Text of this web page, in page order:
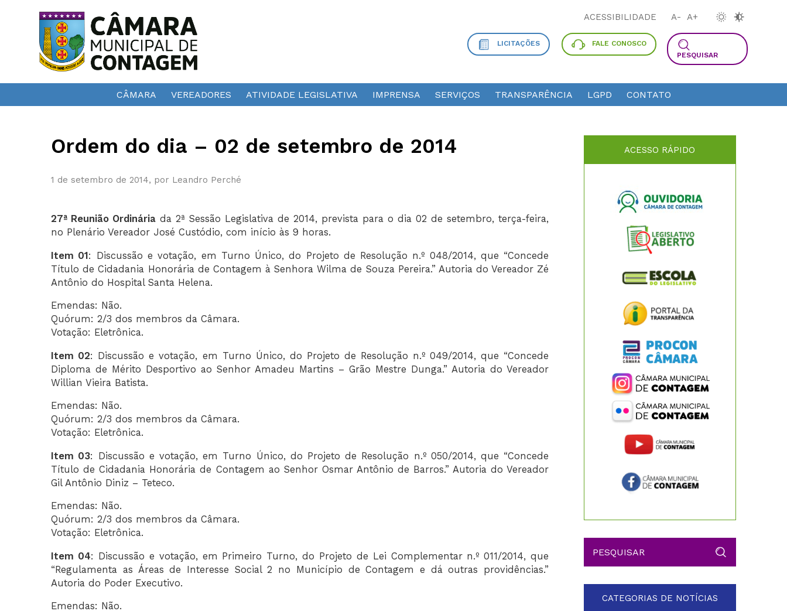
ACESSIBILIDADE A- A+
LICITAÇÕES
FALE CONOSCO
PESQUISAR
CÂMARA VEREADORES ATIVIDADE LEGISLATIVA IMPRENSA SERVIÇOS TRANSPARÊNCIA LGPD CONTATO
Ordem do dia – 02 de setembro de 2014
1 de setembro de 2014, por Leandro Perché
27ª Reunião Ordinária da 2ª Sessão Legislativa de 2014, prevista para o dia 02 de setembro, terça-feira,
no Plenário Vereador José Custódio, com início às 9 horas.
Item 01: Discussão e votação, em Turno Único, do Projeto de Resolução n.º 048/2014, que “Concede
Título de Cidadania Honorária de Contagem à Senhora Wilma de Souza Pereira.” Autoria do Vereador Zé
Antônio do Hospital Santa Helena.
Emendas: Não.
Quórum: 2/3 dos membros da Câmara.
Votação: Eletrônica.
Item 02: Discussão e votação, em Turno Único, do Projeto de Resolução n.º 049/2014, que “Concede
Diploma de Mérito Desportivo ao Senhor Amadeu Martins – Grão Mestre Dunga.” Autoria do Vereador
Willian Vieira Batista.
Emendas: Não.
Quórum: 2/3 dos membros da Câmara.
Votação: Eletrônica.
Item 03: Discussão e votação, em Turno Único, do Projeto de Resolução n.º 050/2014, que “Concede
Título de Cidadania Honorária de Contagem ao Senhor Osmar Antônio de Barros.” Autoria do Vereador
Gil Antônio Diniz – Teteco.
Emendas: Não.
Quórum: 2/3 dos membros da Câmara.
Votação: Eletrônica.
Item 04: Discussão e votação, em Primeiro Turno, do Projeto de Lei Complementar n.º 011/2014, que
“Regulamenta as Áreas de Interesse Social 2 no Município de Contagem e dá outras providências.”
Autoria do Poder Executivo.
Emendas: Não.
ACESSO RÁPIDO
CATEGORIAS DE NOTÍCIAS